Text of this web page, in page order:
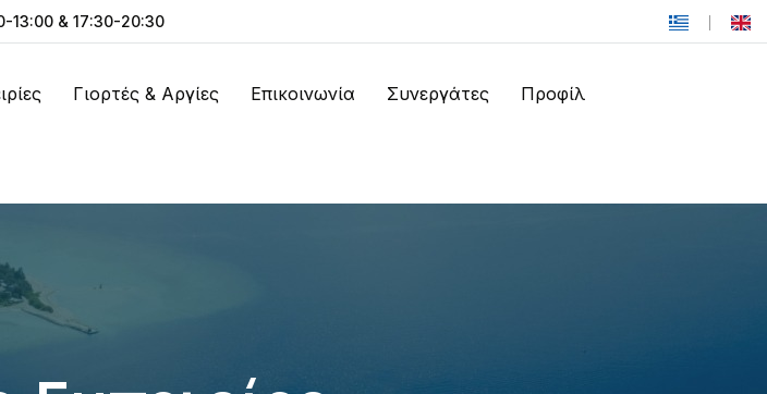
13:00 & 17:30-20:30
Γιορτές & Αργίες Επικοινωνία Συνεργάτες Προφίλ